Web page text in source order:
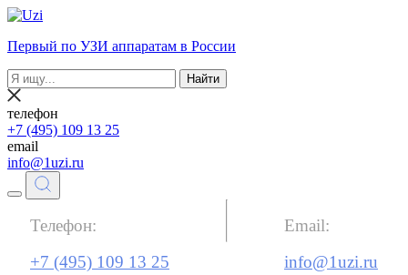
Первый по УЗИ аппаратам в России
Найти
телефон
+7 (495) 109 13 25
email
info@1uzi.ru
Телефон:
+7 (495) 109 13 25
Email:
info@1uzi.ru